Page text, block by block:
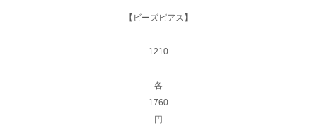
【ビーズピアス】
1210
各
1760
円